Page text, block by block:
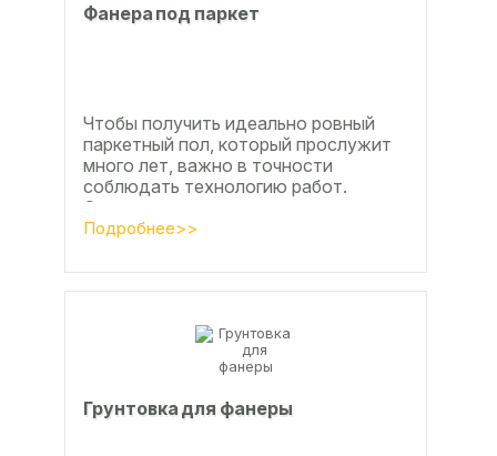
Фанера под паркет
Чтобы получить идеально ровный
паркетный пол, который прослужит
много лет, важно в точности
соблюдать технологию работ.
Сегодня одним из самых простых и
эффективных методов считается...
Подробнее>>
Грунтовка для фанеры